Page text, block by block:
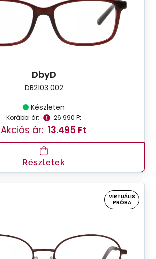
DbyD
DB2103 002
Készleten
Korábbi ár: 26.990 Ft
Akciós ár: 13.495 Ft
Részletek
VIRTUÁLIS
PRÓBA